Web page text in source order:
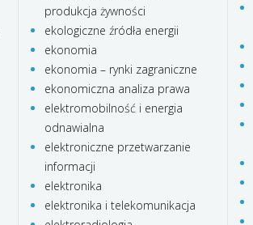
produkcja żywności
ekologiczne źródła energii
ekonomia
ekonomia – rynki zagraniczne
ekonomiczna analiza prawa
elektromobilność i energia
odnawialna
elektroniczne przetwarzanie
informacji
elektronika
elektronika i telekomunikacja